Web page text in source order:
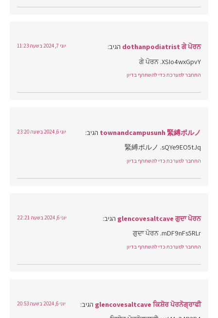
dothanpodiatrist ਗੇ ਪੋਰਨ הגיב: יוני 7, 2024 בשעה 11:23
ਗੇ ਪੋਰਨ .XSIo4wxGpvY
התחבר למערכת כדי להשתתף בדיון
townandcampusunh 緊縛ポルノ הגיב: יוני 6, 2024 בשעה 23:20
緊縛ポルノ .sQYe9EO5tJq
התחבר למערכת כדי להשתתף בדיון
glencovesaltcave ਗੁਦਾ ਪੋਰਨ הגיב: יוני 6, 2024 בשעה 22:21
ਗੁਦਾ ਪੋਰਨ .mDF9nFs5RLr
התחבר למערכת כדי להשתתף בדיון
glencovesaltcave ਕਿਸ਼ੋਰ ਪੋਰਨੋਗ੍ਰਾਫੀ הגיב: יוני 6, 2024 בשעה 20:53